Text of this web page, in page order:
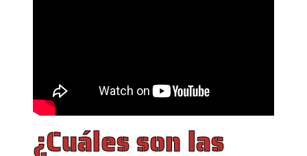
¿Cuáles son las